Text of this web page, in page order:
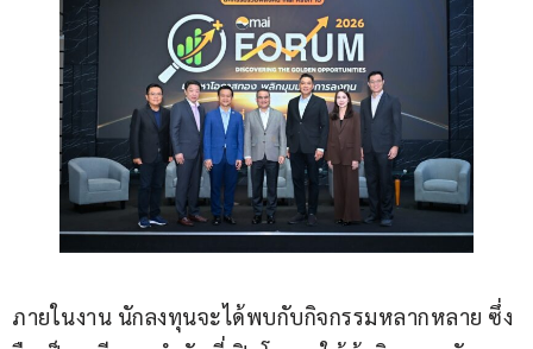
ภายในงาน นักลงทุนจะได้พบกับกิจกรรมหลากหลาย ซึ่ง